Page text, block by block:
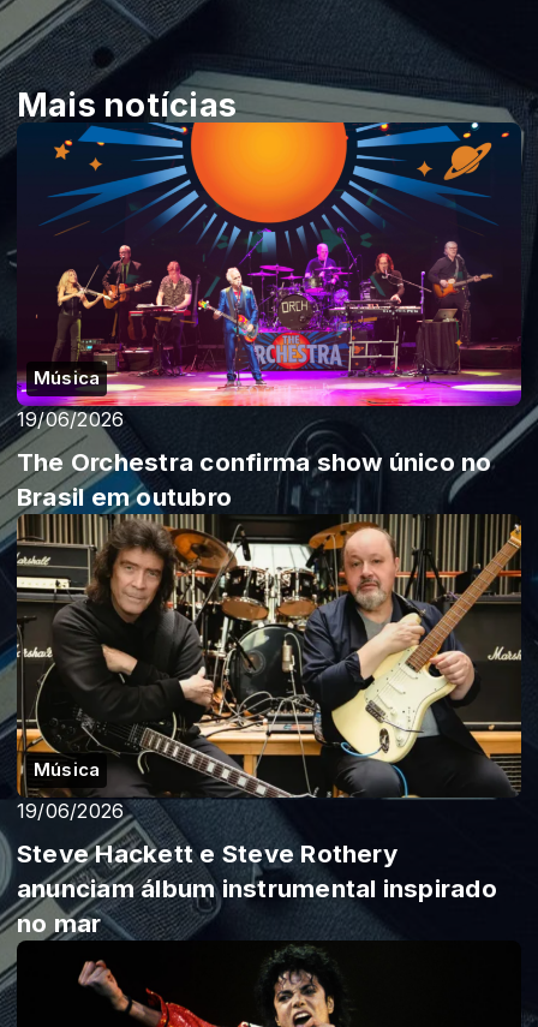
Mais notícias
Música
19/06/2026
The Orchestra confirma show único no
Brasil em outubro
Música
19/06/2026
Steve Hackett e Steve Rothery
anunciam álbum instrumental inspirado
no mar